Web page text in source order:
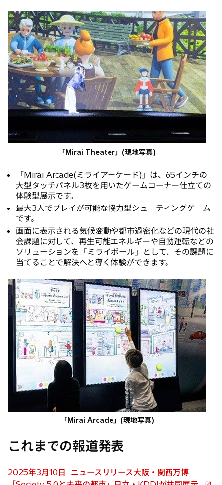
「Mirai Theater」(現地写真)
「Mirai Arcade(ミライアーケード)」は、65インチの
大型タッチパネル3枚を用いたゲームコーナー仕立ての
体験型展示です。
最大3人でプレイが可能な協力型シューティングゲーム
です。
画面に表示される気候変動や都市過密化などの現代の社
会課題に対して、再生可能エネルギーや自動運転などの
ソリューションを「ミライボール」として、その課題に
当てることで解決へと導く体験ができます。
「Mirai Arcade」(現地写真)
これまでの報道発表
2025年3月10日 ニュースリリース大阪・関西万博